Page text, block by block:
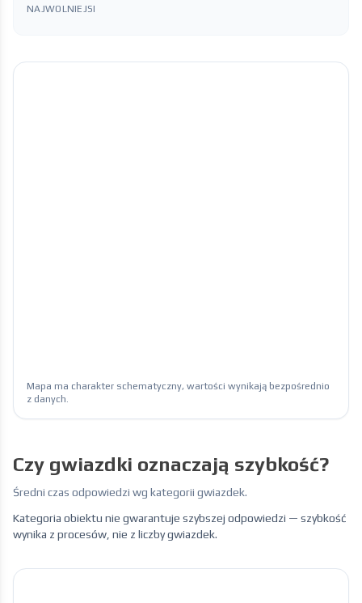
Mapa ma charakter schematyczny, wartości wynikają bezpośrednio
z danych.
NAJWOLNIEJSI
Czy gwiazdki oznaczają szybkość?
Średni czas odpowiedzi wg kategorii gwiazdek.
Kategoria obiektu nie gwarantuje szybszej odpowiedzi — szybkość
wynika z procesów, nie z liczby gwiazdek.